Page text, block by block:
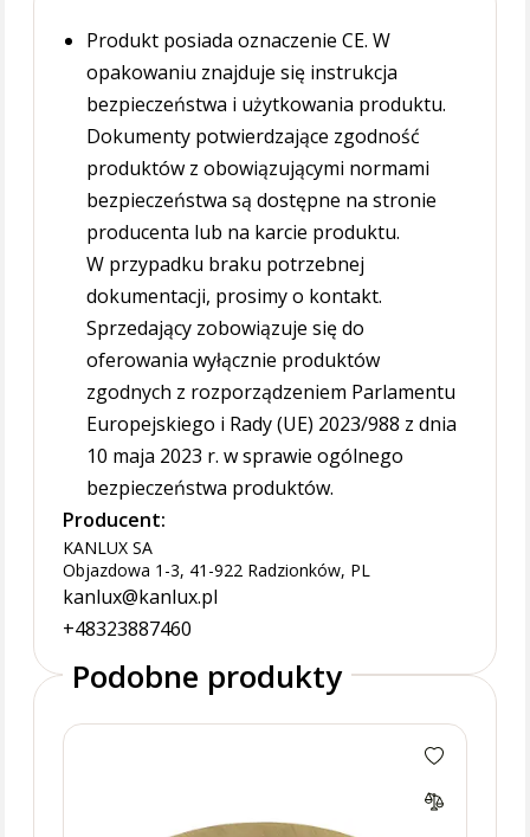
Produkt posiada oznaczenie CE. W
opakowaniu znajduje się instrukcja
bezpieczeństwa i użytkowania produktu.
Dokumenty potwierdzające zgodność
produktów z obowiązującymi normami
bezpieczeństwa są dostępne na stronie
producenta lub na karcie produktu.
W przypadku braku potrzebnej
dokumentacji, prosimy o kontakt.
Sprzedający zobowiązuje się do
oferowania wyłącznie produktów
zgodnych z rozporządzeniem Parlamentu
Europejskiego i Rady (UE) 2023/988 z dnia
10 maja 2023 r. w sprawie ogólnego
bezpieczeństwa produktów.
Producent:
KANLUX SA
Objazdowa 1-3, 41-922 Radzionków, PL
kanlux@kanlux.pl
+48323887460
Podobne produkty